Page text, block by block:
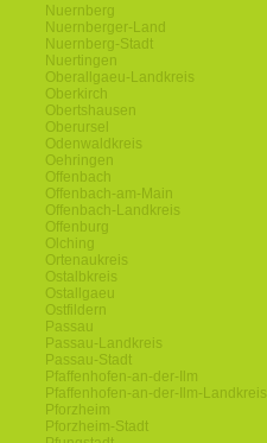
Nuernberg
Nuernberger-Land
Nuernberg-Stadt
Nuertingen
Oberallgaeu-Landkreis
Oberkirch
Obertshausen
Oberursel
Odenwaldkreis
Oehringen
Offenbach
Offenbach-am-Main
Offenbach-Landkreis
Offenburg
Olching
Ortenaukreis
Ostalbkreis
Ostallgaeu
Ostfildern
Passau
Passau-Landkreis
Passau-Stadt
Pfaffenhofen-an-der-Ilm
Pfaffenhofen-an-der-Ilm-Landkreis
Pforzheim
Pforzheim-Stadt